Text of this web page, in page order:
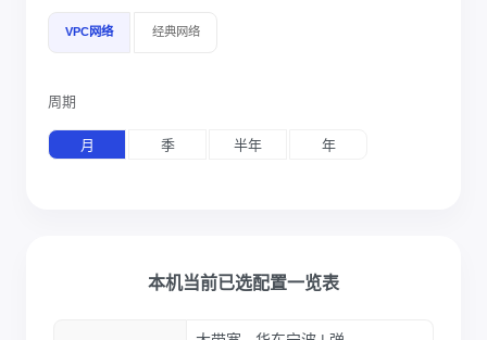
VPC网络 经典网络
周期
月 季 半年 年
本机当前已选配置一览表